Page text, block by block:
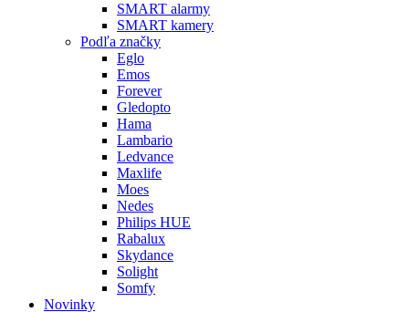
SMART alarmy
SMART kamery
Podľa značky
Eglo
Emos
Forever
Gledopto
Hama
Lambario
Ledvance
Maxlife
Moes
Nedes
Philips HUE
Rabalux
Skydance
Solight
Somfy
Novinky